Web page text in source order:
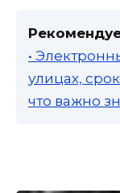
•
улицах,
что важно